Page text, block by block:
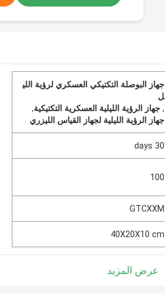
جهاز البوصلة التكتيكي العسكري لرؤية اللي
ل
,جهاز الرؤية الليلية العسكرية التكتيكية,
جهاز الرؤية الليلية لجهاز القياس الليزري
30 days
100
GTCXXM
40X20X10 cm
عرض المزيد